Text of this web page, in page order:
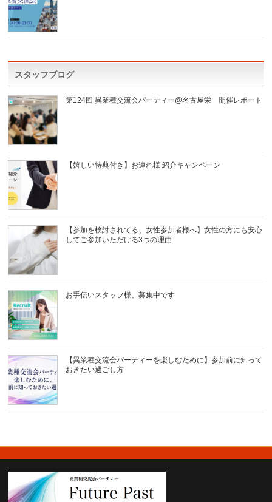
スタッフブログ
第124回 異業種交流会パーティー@名古屋栄 開催レポート
【嬉しい特典付き】お連れ様 紹介キャンペーン
【参加を検討されてる、女性参加者様へ】女性の方にも安心
してご参加いただける3つの理由
お手伝いスタッフ様、募集中です
【異業種交流会パーティーを楽しむために】参加前に知って
おきたい過ごし方